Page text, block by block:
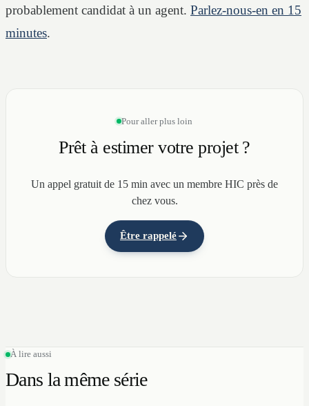
probablement candidat à un agent. Parlez-nous-en en 15
minutes.
Pour aller plus loin
Prêt à estimer votre projet ?
Un appel gratuit de 15 min avec un membre HIC près de
chez vous.
Être rappelé
À lire aussi
Dans la même série